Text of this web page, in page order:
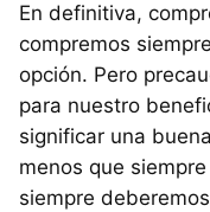
En definitiva,
compremos
opción. Pero
para nuestro
significar una
menos que
siempre deberemos